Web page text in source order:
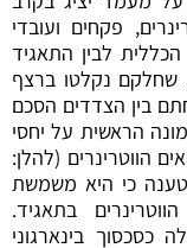
פקחים ועובדי
לבין התאגיד
נקלטו ברצף
להעסקתם הקודמת. במרץ 2023 נחתם בין הצדדים הסכם
הראשית על יחסי
הווטרינרים (להלן:
כי היא משמשת
בתאגיד.
כסכסוך בינארגוני